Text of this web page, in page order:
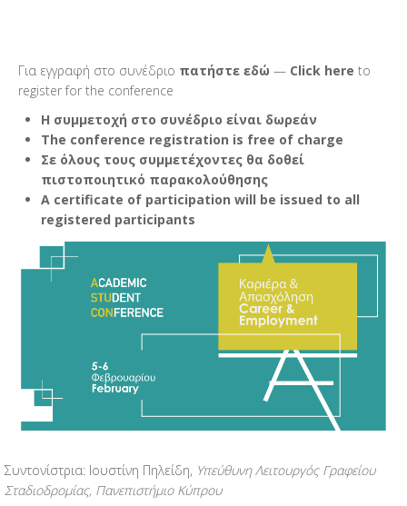
Για εγγραφή στο συνέδριο πατήστε εδώ — Click here to
register for the conference
Η συμμετοχή στο συνέδριο είναι δωρεάν
The conference registration is free of charge
Σε όλους τους συμμετέχοντες θα δοθεί
πιστοποιητικό παρακολούθησης
A certificate of participation will be issued to all
registered participants
Συντονίστρια: Ιουστίνη Πηλείδη, Υπεύθυνη Λειτουργός Γραφείου
Σταδιοδρομίας, Πανεπιστήμιο Κύπρου